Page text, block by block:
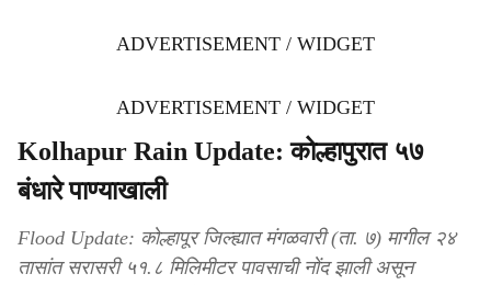
ADVERTISEMENT / WIDGET
ADVERTISEMENT / WIDGET
Kolhapur Rain Update: कोल्हापुरात ५७
बंधारे पाण्याखाली
Flood Update: कोल्हापूर जिल्ह्यात मंगळवारी (ता. ७) मागील २४
तासांत सरासरी ५१.८ मिलिमीटर पावसाची नोंद झाली असून